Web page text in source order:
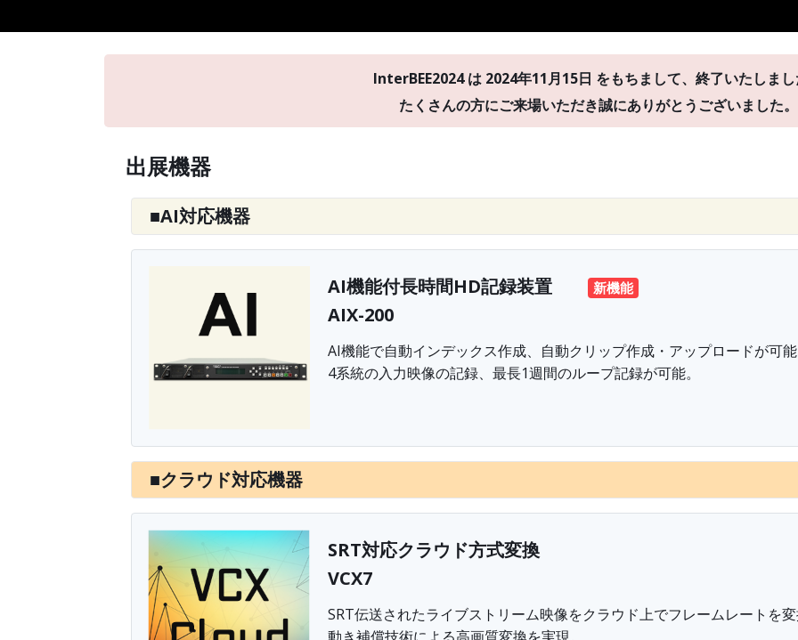
InterBEE2024 は 2024年11月15日 をもちまして、終了いたしま
たくさんの方にご来場いただき誠にありがとうございました。
出展機器
■AI対応機器
AI機能付長時間HD記録装置 新機能
AIX-200
AI機能で自動インデックス作成、自動クリップ作成・アップロードが可
4系統の入力映像の記録、最長1週間のループ記録が可能。
■クラウド対応機器
SRT対応クラウド方式変換
VCX7
SRT伝送されたライブストリーム映像をクラウド上でフレームレートを